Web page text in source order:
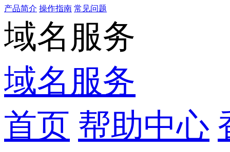
产品简介 操作指南 常见问题
域名服务
域名服务
首页 帮助中心